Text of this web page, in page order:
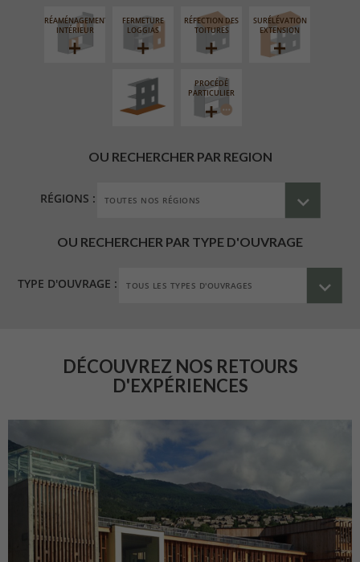
RÉAMÉNAGEMENT
INTÉRIEUR
FERMETURE
LOGGIAS
RÉFECTION DES
TOITURES
SURÉLÉVATION
EXTENSION
AMÉNAGEMENT
EXTÉRIEUR
PROCÉDÉ
PARTICULIER
OU RECHERCHER PAR REGION
RÉGIONS :
OU RECHERCHER PAR TYPE D'OUVRAGE
TYPE D'OUVRAGE :
DÉCOUVREZ NOS RETOURS
D'EXPÉRIENCES